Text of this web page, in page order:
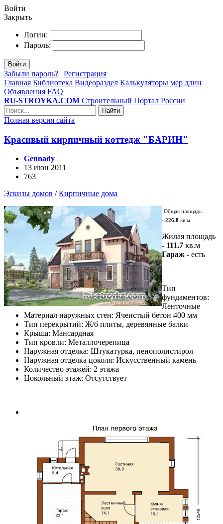
Войти
Закрыть
Логин:
Пароль:
Войти
Забыли пароль? | Регистрация
Главная Библиотека Видеораздел Калькуляторы мер длин
Объявления FAQ
RU-STROYKA.COM Строительный Портал России
Найти
Полная версия сайта
Красивый кирпичный коттедж "БАРИН"
Gennady
13 июн 2011
763
Эскизы домов /Кирпичные дома
Общая площадь
- 226.8 кв.м
Жилая площадь
- 111.7 кв.м
Гараж - есть
Тип
фундаментов:
Ленточные
Материал наружных стен: Ячеистый бетон 400 мм
Тип перекрытий: Ж/б плиты, деревянные балки
Крыша: Мансардная
Тип кровли: Металлочерепица
Наружная отделка: Штукатурка, пенополистирол
Наружная отделка цоколя: Искусственный камень
Количество этажей: 2 этажа
Цокольный этаж: Отсутствует